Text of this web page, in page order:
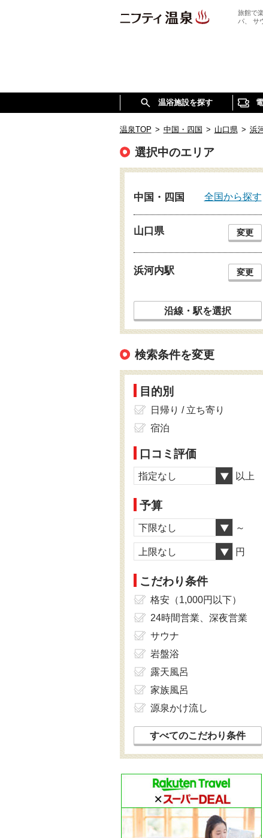
旅館で
パ、 サ
温浴施設を探す
温泉TOP > 中国・四国 > 山口県 > 浜
選択中のエリア
中国・四国 全国から探す
山口県 変更
浜河内駅 変更
沿線・駅を選択
検索条件を変更
目的別
日帰り / 立ち寄り
宿泊
口コミ評価
指定なし 以上
予算
下限なし ～
上限なし 円
こだわり条件
格安（1,000円以下）
24時間営業、深夜営業
サウナ
岩盤浴
露天風呂
家族風呂
源泉かけ流し
すべてのこだわり条件